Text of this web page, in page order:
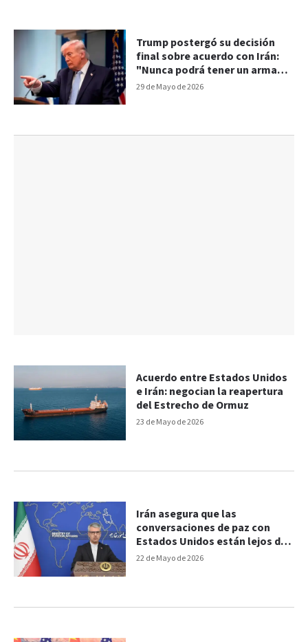
29 de Mayo de 2026
Trump postergó su decisión
final sobre acuerdo con Irán:
"Nunca podrá tener un arma
nuclear"
23 de Mayo de 2026
Acuerdo entre Estados Unidos
e Irán: negocian la reapertura
del Estrecho de Ormuz
22 de Mayo de 2026
Irán asegura que las
conversaciones de paz con
Estados Unidos están lejos de
un acuerdo